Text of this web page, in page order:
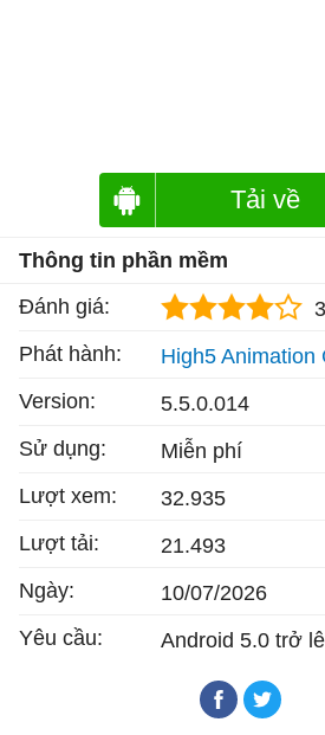
Tải về
Thông tin phần mềm
Đánh giá:
Phát hành:
High5 Animation
Version:
5.5.0.014
Sử dụng:
Miễn phí
Lượt xem:
32.935
Lượt tải:
21.493
Ngày:
10/07/2026
Yêu cầu:
Android 5.0 trở